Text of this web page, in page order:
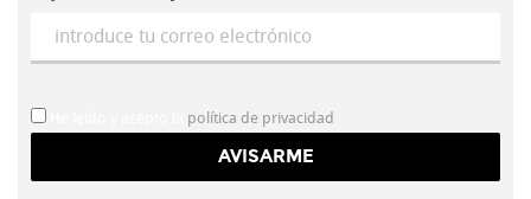
política de privacidad